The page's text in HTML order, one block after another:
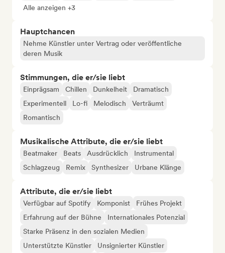
Alle anzeigen +3
Hauptchancen
Nehme Künstler unter Vertrag oder veröffentliche
deren Musik
Stimmungen, die er/sie liebt
Einprägsam Chillen Dunkelheit
Dramatisch
Experimentell
Lo-fi Melodisch
Verträumt
Romantisch
Musikalische Attribute, die er/sie liebt
Beatmaker Beats Ausdrücklich
Instrumental
Schlagzeug
Remix Synthesizer Urbane Klänge
Attribute, die er/sie liebt
Verfügbar auf Spotify Komponist
Frühes Projekt
Erfahrung auf der Bühne
Internationales Potenzial
Starke Präsenz in den sozialen Medien
Unterstützte Künstler
Unsignierter Künstler